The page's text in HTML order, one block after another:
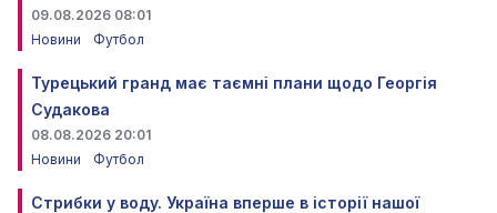
09.08.2026 08:01
Новини
Футбол
Турецький гранд має таємні плани щодо Георгія
Судакова
08.08.2026 20:01
Новини
Футбол
Стрибки у воду. Україна вперше в історії нашої